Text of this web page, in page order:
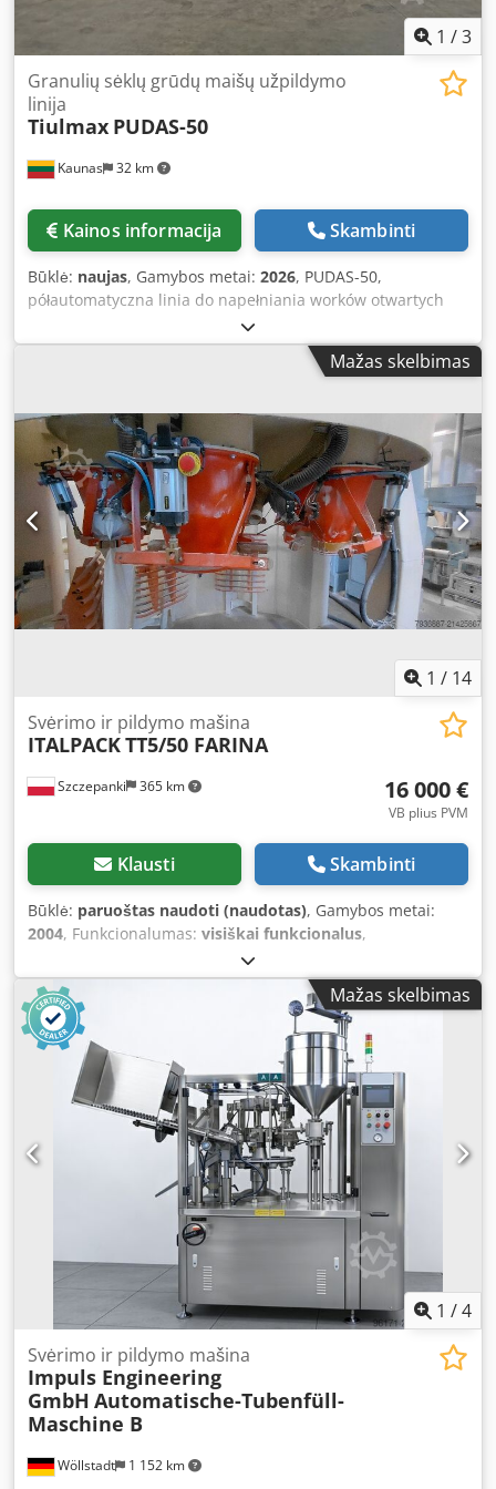
1 /3
Kaunas 32 km
Granulių sėklų grūdų maišų užpildymo
linija
Tiulmax PUDAS-50
Kainos informacija Skambinti
Būklė: naujas, Gamybos metai: 2026, PUDAS-50,
półautomatyczna linia do napełniania worków otwartych
przeznaczona do szybkiego i wydajnego pakowania
gotowych worków. Przystosowana do pracy z workami o
różnych rozmiarach i wagach. Zaprojektowana do
nawozów, zbóż, nasion oraz innych sypkich produktów
swobodnie przepływających. Zakres dozowania: 5–60 kg
Wydajność: do 5 ton/godzinę Może być wyposażona w
zgrzewarkę do worków foliowych lub maszynę do szycia
worków papierowych i polipropylenowych. Dcedpfx Afoif Ef
Eo Eok
Mažas skelbimas
1 / 14
Szczepanki 365 km
Svėrimo ir pildymo mašina
ITALPACKTT5/50 FARINA
16 000 €
VB plius PVM
Klausti Skambinti
Būklė: paruoštas naudoti (naudotas), Gamybos metai:
2004, Funkcionalumas: visiškai funkcionalus,
mašinos/transporto priemonės numeris:
Tipinė plokštelė prieinama, Parduodama Italpack
karuselinė maišų pildymo mašina birioms medžiagoms
Modelis: TT5/50 FARINA – pagaminimo metai 2004.
Našumas apie 18 t/h – 30 kg maišai – biri medžiaga
(priklausomai nuo granuliacijos). Mašina veikianti, pilnai
komplektuota ir visiškai paruošta pardavimui. Kaina 16 000
EUR (be PVM) + transportavimas. Dcsdpoyq N Anjfx Af Esk
Mažas skelbimas
1 /4
Wöllstadt 1 152 km
Svėrimo ir pildymo mašina
Impuls Engineering
GmbH Automatische-Tubenfüll-
Maschine B